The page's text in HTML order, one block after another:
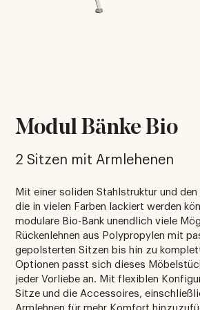
Modul Bänke Bio
2 Sitzen mit Armlehenen
Mit einer soliden Stahlstruktur und den
die in vielen Farben lackiert werden
modulare Bio-Bank unendlich viele
Rückenlehnen aus Polypropylen mit
gepolsterten Sitzen bis hin zu
Optionen passt sich dieses
jeder Vorliebe an. Mit flexiblen
Sitze und die Accessoires,